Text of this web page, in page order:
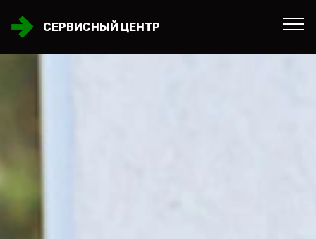
СЕРВИСНЫЙ ЦЕНТР